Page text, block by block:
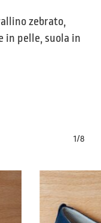
zebrato,
in pelle, suola in
1/8